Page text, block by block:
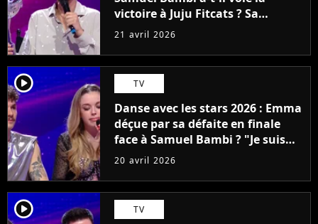
victoire à Juju Fitcats ? Sa
réponse aux critiques qui
21 avril 2026
player2 TV
Danse avec les stars 2026 : Emma
déçue par sa défaite en finale
face à Samuel Bambi ? "Je suis
hyper partagée"
20 avril 2026
player2 TV